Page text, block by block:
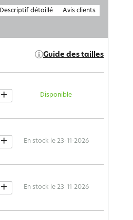
Descriptif détaillé Avis clients
Guide des tailles
Disponible
+
En stock le 23-11-2026
+
En stock le 23-11-2026
+